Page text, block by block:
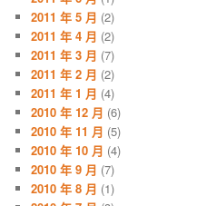
2011 年 5 月 (2)
2011 年 4 月 (2)
2011 年 3 月 (7)
2011 年 2 月 (2)
2011 年 1 月 (4)
2010 年 12 月 (6)
2010 年 11 月 (5)
2010 年 10 月 (4)
2010 年 9 月 (7)
2010 年 8 月 (1)